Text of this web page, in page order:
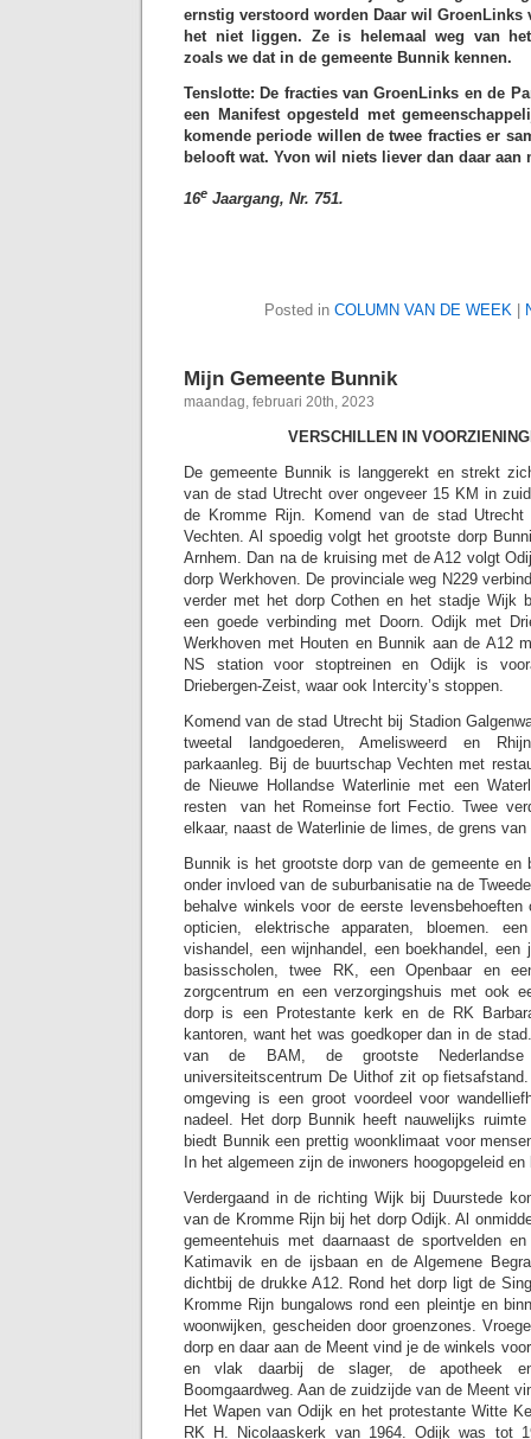
ernstig verstoord worden Daar wil GroenLinks
het niet liggen. Ze is helemaal weg van
zoals we dat in de gemeente Bunnik kennen.
Tenslotte: De fracties van GroenLinks en de
een Manifest opgesteld met
komende periode willen de twee fracties er
belooft wat. Yvon wil niets liever dan daar aan
16e Jaargang, Nr. 751.
Posted in COLUMN VAN DE WEEK
Mijn Gemeente Bunnik
maandag, februari 20th, 2023
VERSCHILLEN IN
De gemeente Bunnik is langgerekt en strekt
van de stad Utrecht over ongeveer 15 KM in
de Kromme Rijn. Komend van de stad
Vechten. Al spoedig volgt het grootste dorp
Arnhem. Dan na de kruising met de A12 volgt
dorp Werkhoven. De provinciale weg N229
verder met het dorp Cothen en het stadje Wijk
een goede verbinding met Doorn. Odijk met
Werkhoven met Houten en Bunnik aan de A12
NS station voor stoptreinen en Odijk is
Driebergen-Zeist, waar ook Intercity’s stoppen.
Komend van de stad Utrecht bij Stadion
tweetal landgoederen, Amelisweerd en
parkaanleg. Bij de buurtschap Vechten met
de Nieuwe Hollandse Waterlinie met een
resten van het Romeinse fort Fectio. Twee
elkaar, naast de Waterlinie de limes, de grens
Bunnik is het grootste dorp van de gemeente en
onder invloed van de suburbanisatie na de
behalve winkels voor de eerste
opticien, elektrische apparaten, bloemen.
vishandel, een wijnhandel, een boekhandel,
basisscholen, twee RK, een Openbaar en
zorgcentrum en een verzorgingshuis met ook
dorp is een Protestante kerk en de RK
kantoren, want het was goedkoper dan in de
van de BAM, de grootste Nederlandse
universiteitscentrum De Uithof zit op
omgeving is een groot voordeel voor
nadeel. Het dorp Bunnik heeft nauwelijks
biedt Bunnik een prettig woonklimaat voor
In het algemeen zijn de inwoners hoogopgeleid
Verdergaand in de richting Wijk bij Duurstede
van de Kromme Rijn bij het dorp Odijk. Al
gemeentehuis met daarnaast de sportvelden
Katimavik en de ijsbaan en de Algemene
dichtbij de drukke A12. Rond het dorp ligt de
Kromme Rijn bungalows rond een pleintje en
woonwijken, gescheiden door groenzones.
dorp en daar aan de Meent vind je de winkels
en vlak daarbij de slager, de apotheek
Boomgaardweg. Aan de zuidzijde van de Meent
Het Wapen van Odijk en het protestante Witte
RK H. Nicolaaskerk van 1964. Odijk was tot